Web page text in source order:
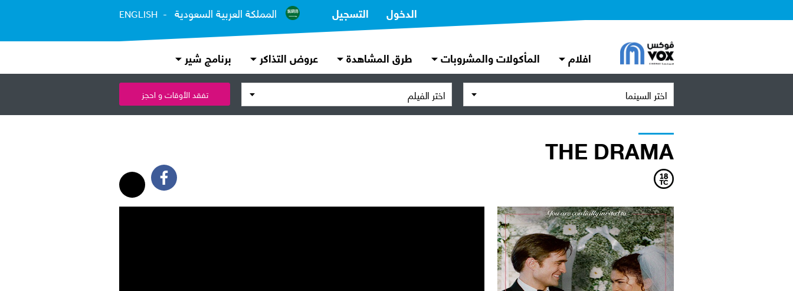
الدخول التسجيل المملكة العربية السعودية ENGLISH
افلام المأكولات والمشروبات طرق المشاهدة عروض التذاكر برنامج شير
اختر السينما اختر الفيلم تفقد الأوقات و احجز
THE DRAMA